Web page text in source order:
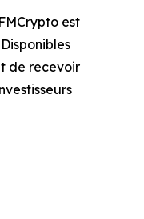
est
de recevoir